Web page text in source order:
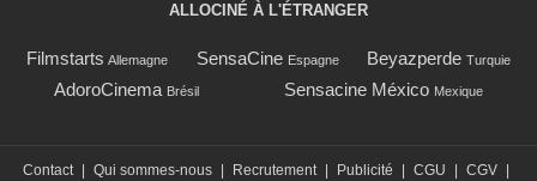
ALLOCINÉ À L'ÉTRANGER
Filmstarts Allemagne SensaCine Espagne Beyazperde Turquie
AdoroCinema Brésil Sensacine México Mexique
Contact Qui sommes-nous Recrutement Publicité CGU CGV